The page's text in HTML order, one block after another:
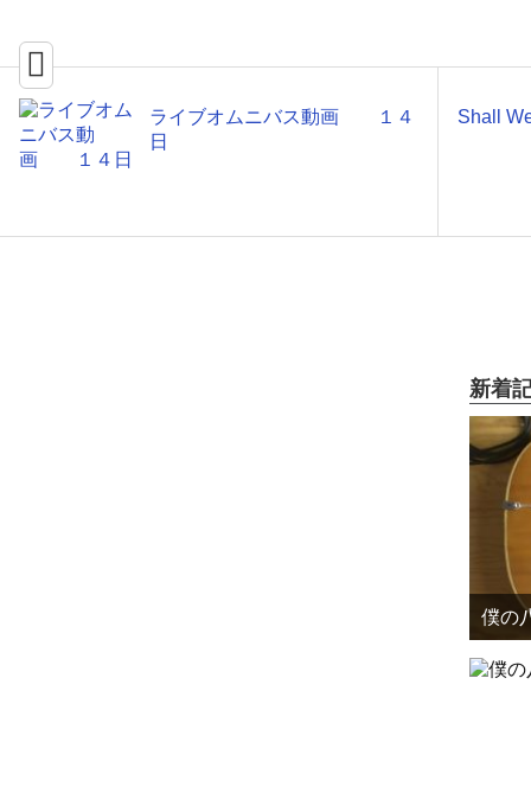
ライブオムニバス動画 １４
日
Shall
新着
僕の